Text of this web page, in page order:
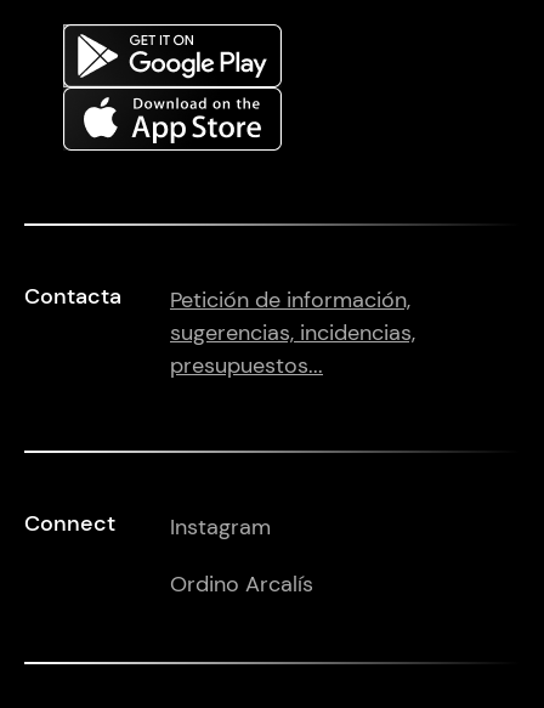
Contacta
Petición de información,
sugerencias, incidencias,
presupuestos...
Connect
Instagram
Ordino Arcalís